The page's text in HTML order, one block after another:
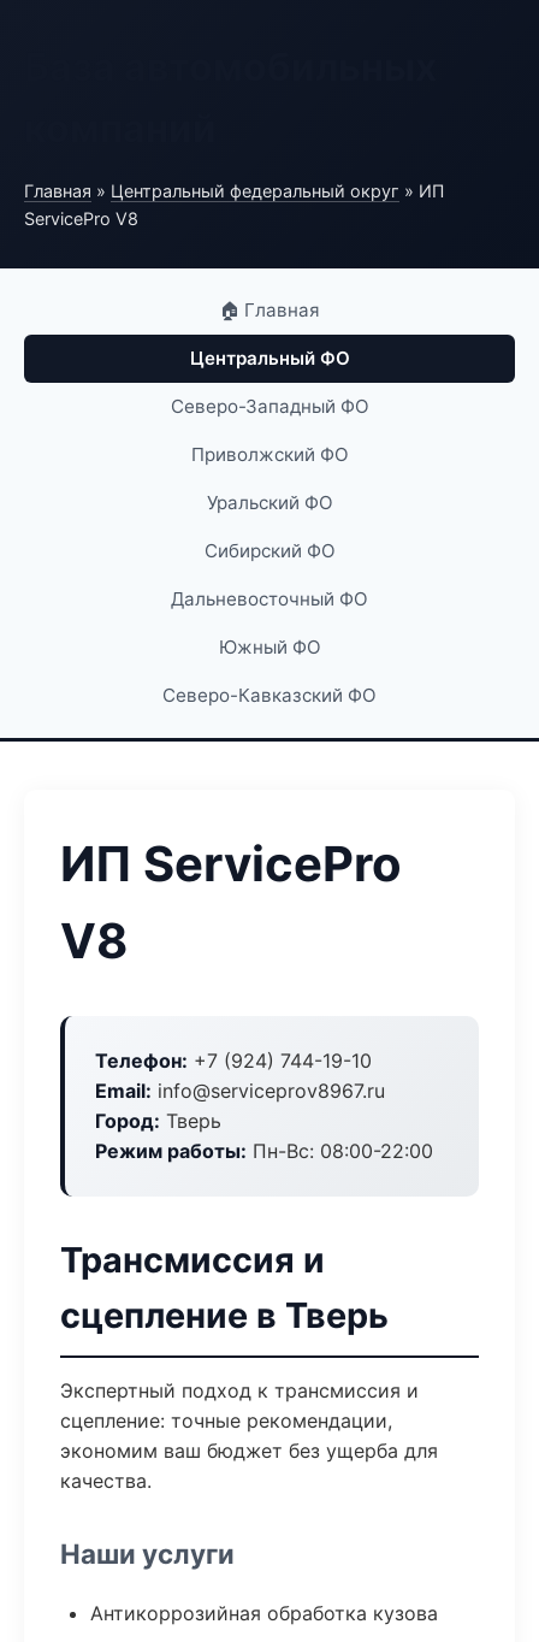
Главная » Центральный федеральный округ » ИП
ServicePro V8
🏠 Главная
Центральный ФО
Северо-Западный ФО
Приволжский ФО
Уральский ФО
Сибирский ФО
Дальневосточный ФО
Южный ФО
Северо-Кавказский ФО
ИП ServicePro
V8
Телефон: +7 (924) 744-19-10
Email: info@serviceprov8967.ru
Город: Тверь
Режим работы: Пн-Вс: 08:00-22:00
Трансмиссия и
сцепление в Тверь
Экспертный подход к трансмиссия и
сцепление: точные рекомендации,
экономим ваш бюджет без ущерба для
качества.
Наши услуги
Антикоррозийная обработка кузова